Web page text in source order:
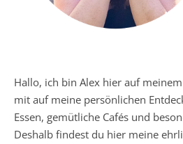
Hallo, ich bin Alex hier auf
mit auf meine persönlichen
Essen, gemütliche Cafés und
Deshalb findest du hier meine